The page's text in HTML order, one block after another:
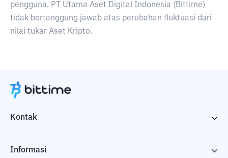
pengguna. PT Utama Aset Digital Indonesia (Bittime)
tidak bertanggung jawab atas perubahan fluktuasi dari
nilai tukar Aset Kripto.
Kontak
Informasi